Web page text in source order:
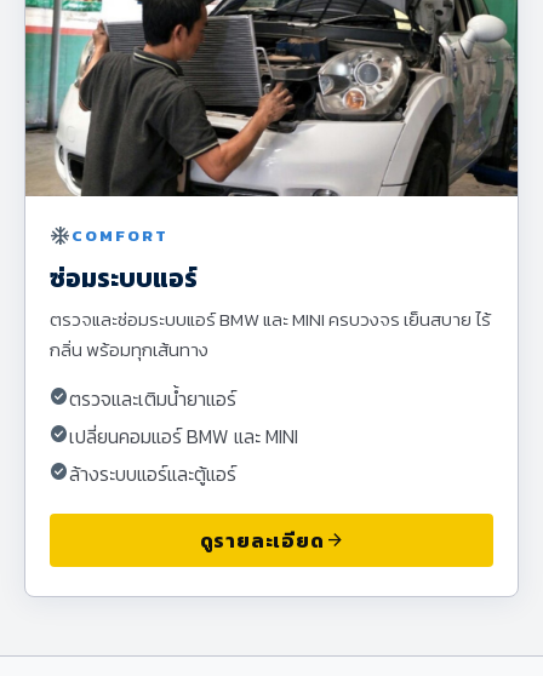
ac_unitCOMFORT
ซ่อมระบบแอร์
ตรวจและซ่อมระบบแอร์ BMW และ MINI ครบวงจร เย็นสบาย ไร้
กลิ่น พร้อมทุกเส้นทาง
check_circleตรวจและเติมน้ำยาแอร์
check_circleเปลี่ยนคอมแอร์ BMW และ MINI
check_circleล้างระบบแอร์และตู้แอร์
ดูรายละเอียด arrow_forward